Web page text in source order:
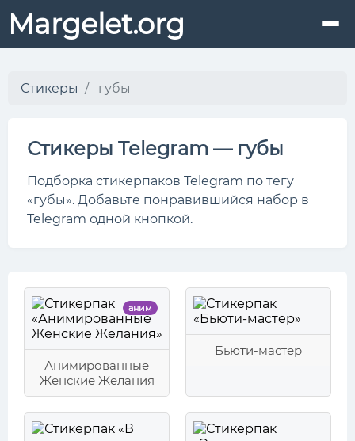
Margelet.org
Стикеры губы
Стикеры Telegram — губы
Подборка стикерпаков Telegram по тегу
«губы». Добавьте понравившийся набор в
Telegram одной кнопкой.
аним
Анимированные
Женские Желания
Бьюти-мастер